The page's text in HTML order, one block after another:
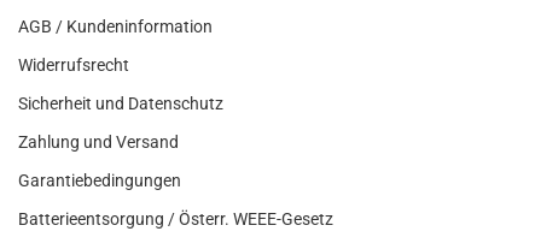
AGB / Kundeninformation
Widerrufsrecht
Sicherheit und Datenschutz
Zahlung und Versand
Garantiebedingungen
Batterieentsorgung / Österr. WEEE-Gesetz